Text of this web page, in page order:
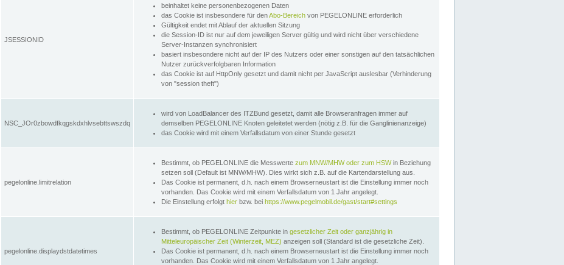
JSESSIONID
beinhaltet keine personenbezogenen Daten
das Cookie ist insbesondere für denAbo-Bereich von PEGELONLINE erforderlich
Gültigkeit endet mit Ablauf der aktuellen Sitzung
die Session-ID ist nur auf dem jeweiligen Server gültig und wird nicht über verschiedene
Server-Instanzen synchronisiert
basiert insbesondere nicht auf der IP des Nutzers oder einer sonstigen auf den tatsächlichen
Nutzer zurückverfolgbaren Information
das Cookie ist auf HttpOnly gesetzt und damit nicht per JavaScript auslesbar (Verhinderung
von "session theft")
NSC_JOr0zbowdfkqgskdxhlvsebttswszdq
wird von LoadBalancer des ITZBund gesetzt, damit alle Browseranfragen immer auf
demselben PEGELONLINE Knoten geleitetet werden (nötig z.B. für die Ganglinienanzeige)
das Cookie wird mit einem Verfallsdatum von einer Stunde gesetzt
pegelonline.limitrelation
Bestimmt, ob PEGELONLINE die Messwerte zum MNW/MHW oder zum HSWin Beziehung
setzen soll (Default ist MNW/MHW). Dies wirkt sich z.B. auf die Kartendarstellung aus.
Das Cookie ist permanent, d.h. nach einem Browserneustart ist die Einstellung immer noch
vorhanden. Das Cookie wird mit einem Verfallsdatum von 1 Jahr angelegt.
Die Einstellung erfolgt hier bzw. bei https://www.pegelmobil.de/gast/start#settings
pegelonline.displaydstdatetimes
Bestimmt, ob PEGELONLINE Zeitpunkte in gesetzlicher Zeit oder ganzjährig in
Mitteleuropäischer Zeit (Winterzeit, MEZ) anzeigen soll (Standard ist die gesetzliche Zeit).
Das Cookie ist permanent, d.h. nach einem Browserneustart ist die Einstellung immer noch
vorhanden. Das Cookie wird mit einem Verfallsdatum von 1 Jahr angelegt.